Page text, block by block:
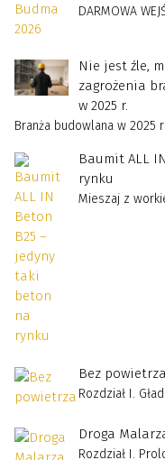
DARMOWA
Nie jest źle,
zagrożenia
w 2025 r.
Branża budowlana w 2025
Baumit ALL
rynku
Mieszaj z
Bez powietrza
Rozdział I.
Droga
Rozdział I.